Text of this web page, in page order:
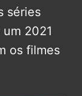
séries
2021
os filmes